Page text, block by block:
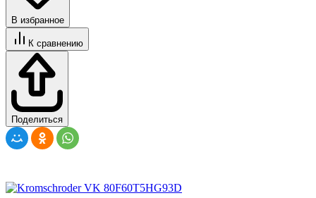
В избранное
К сравнению
Поделиться